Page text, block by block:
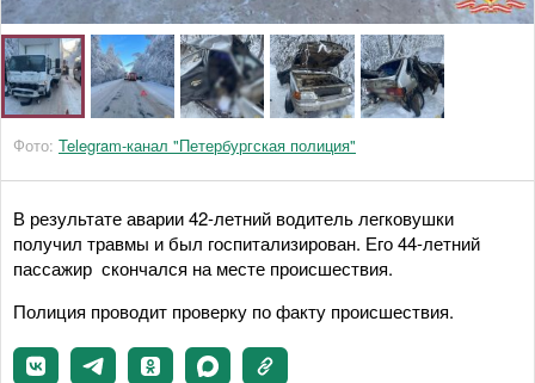
Фото: Telegram-канал "Петербургская полиция"
В результате аварии 42-летний водитель легковушки
получил травмы и был госпитализирован. Его 44-летний
пассажир скончался на месте происшествия.
Полиция проводит проверку по факту происшествия.